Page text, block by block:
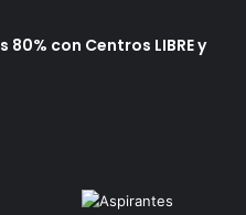
con Centros LIBRE y